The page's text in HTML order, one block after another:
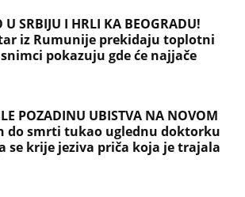
U SRBIJU I HRLI KA BEOGRADU!
iz Rumunije prekidaju toplotni
pokazuju gde će najjače
POZADINU UBISTVA NA NOVOM
do smrti tukao uglednu doktorku
se krije jeziva priča koja je trajala